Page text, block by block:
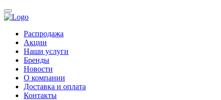
Распродажа
Акции
Наши услуги
Бренды
Новости
О компании
Доставка и оплата
Контакты